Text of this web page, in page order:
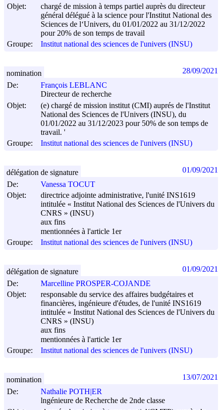
Objet:
chargé de mission à temps partiel auprès du directeur
général délégué à la science pour l'Institut National des
Sciences de l‘Univers, du 01/01/2022 au 31/12/2022
pour 20% de son temps de travail
Groupe:
Institut national des sciences de l'univers (INSU)
De:
François LEBLANC
Directeur de recherche
Objet:
(e) chargé de mission institut (CMI) auprés de l'Institut
National des Sciences de l'Univers (INSU), du
01/01/2022 au 31/12/2023 pour 50% de son temps de
travail. '
Groupe:
Institut national des sciences de l'univers (INSU)
nomination 28/09/2021
De:
Vanessa TOCUT
Objet:
directrice adjointe administrative, l'unité INS1619
intitulée « Institut National des Sciences de l'Univers du
CNRS » (INSU)
aux fins
mentionnées à l'article 1er
Groupe:
Institut national des sciences de l'univers (INSU)
délégation de signature 01/09/2021
De:
Marcelline PROSPER-COJANDE
Objet:
responsable du service des affaires budgétaires et
financières, ingénieure d'études, de l'unité INS1619
intitulée « Institut National des Sciences de l'Univers du
CNRS » (INSU)
aux fins
mentionnées à l'article 1er
Groupe:
Institut national des sciences de l'univers (INSU)
délégation de signature 01/09/2021
De:
Nathalie POTH|ER
lngénieure de Recherche de 2nde classe
nomination 13/07/2021